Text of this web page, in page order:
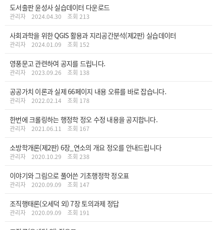
도서출판 윤성사 실습데이터 다운로드
관리자 2024.04.30 조회 213
사회과학을 위한 QGIS 활용과 지리공간분석(제2판) 실습데이터
관리자 2024.01.09 조회 152
영풍문고 관련하여 공지를 드립니다.
관리자 2023.09.26 조회 138
공공가치 이론과 실제 66페이지 내용 오류를 바로 잡습니다.
관리자 2022.02.14 조회 178
한번에 크롤링하는 행정학 정오 수정 내용을 공지합니다.
관리자 2021.06.11 조회 167
소방학개론(제2판) 6장_연소의 개요 정오를 안내드립니다
관리자 2020.10.29 조회 238
이야기와 그림으로 풀어쓴 기초행정학 정오표
관리자 2020.09.09 조회 147
조직행태론(오세덕 외) 7장 토의과제 정답
관리자 2020.09.09 조회 191